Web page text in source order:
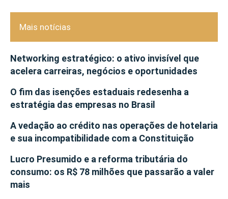
Mais notícias
Networking estratégico: o ativo invisível que
acelera carreiras, negócios e oportunidades
O fim das isenções estaduais redesenha a
estratégia das empresas no Brasil
A vedação ao crédito nas operações de hotelaria
e sua incompatibilidade com a Constituição
Lucro Presumido e a reforma tributária do
consumo: os R$ 78 milhões que passarão a valer
mais